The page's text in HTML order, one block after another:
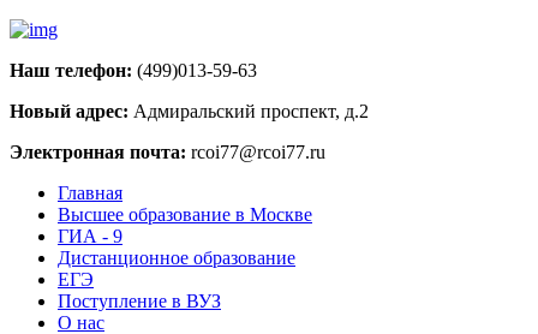
Наш телефон: (499)013-59-63
Новый адрес: Адмиральский проспект, д.2
Электронная почта: rcoi77@rcoi77.ru
Главная
Высшее образование в Москве
ГИА - 9
Дистанционное образование
ЕГЭ
Поступление в ВУЗ
О нас